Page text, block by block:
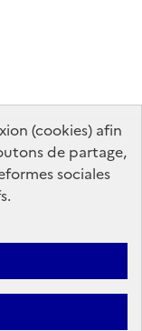
(cookies) afin
de partage,
sociales
info.gouv.fr
conforme